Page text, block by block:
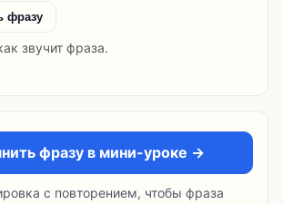
фразу
звучит фраза.
фразу в мини-уроке →
с повторением, чтобы фраза